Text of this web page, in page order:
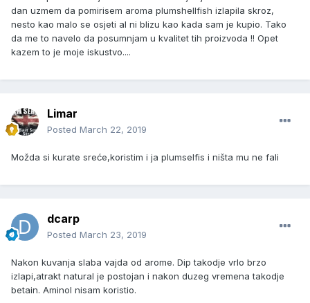
dan uzmem da pomirisem aroma plumshellfish izlapila skroz,
nesto kao malo se osjeti al ni blizu kao kada sam je kupio. Tako
da me to navelo da posumnjam u kvalitet tih proizvoda !! Opet
kazem to je moje iskustvo....
Limar
Posted March 22, 2019
Možda si kurate sreće,koristim i ja plumselfis i ništa mu ne fali
dcarp
Posted March 23, 2019
Nakon kuvanja slaba vajda od arome. Dip takodje vrlo brzo
izlapi,atrakt natural je postojan i nakon duzeg vremena takodje
betain. Aminol nisam koristio.